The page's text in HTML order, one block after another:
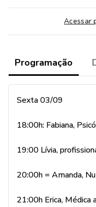
Acessar
Programação
Sexta 03/09
18:00h: Fabiana,
19:00 Lívia,
20:00h = Amanda,
21:00h Erica, Médica